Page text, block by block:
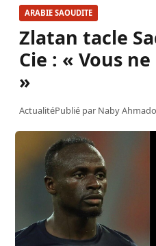
ARABIE SAOUDITE
Zlatan tacle
Cie : « Vous
»
ActualitéPublié par Naby Ahmad